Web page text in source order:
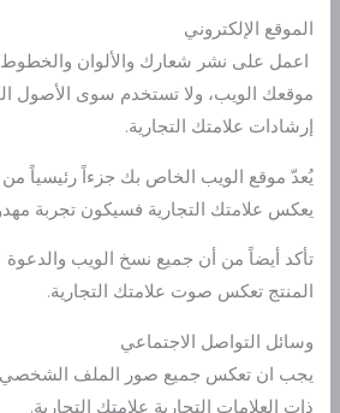
الموقع الإلكتروني
اعمل على نشر شعارك والألوان
موقعك الويب، ولا تستخدم سوى الأصول
إرشادات علامتك التجارية.
يُعدّ موقع الويب الخاص بك جزءاً رئيسياً
يعكس علامتك التجارية فسيكون تجربة
تأكد أيضاً من أن جميع نسخ الويب والدعوة
المنتج تعكس صوت علامتك التجارية.
وسائل التواصل الاجتماعي
يجب ان تعكس جميع صور الملف الشخصي
ذات العلامات التجارية علامتك التجارية.